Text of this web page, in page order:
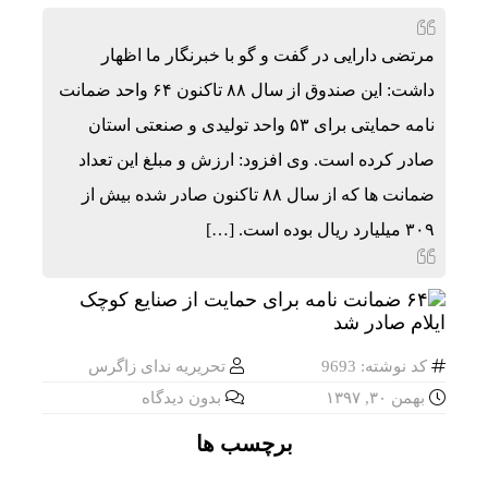
مرتضی دارایی در گفت و گو با خبرنگار ما اظهار
داشت: این صندوق از سال ۸۸ تاکنون ۶۴ واحد ضمانت
نامه حمایتی برای ۵۳ واحد تولیدی و صنعتی استان
صادر کرده است. وی افزود: ارزش و مبلغ این تعداد
ضمانت ها که از سال ۸۸ تاکنون صادر شده بیش از
۳۰۹ میلیارد ریال بوده است. […]
کد نوشته: 9693
تحریریه ندای زاگرس
بهمن ۳۰, ۱۳۹۷
بدون دیدگاه
برچسب ها